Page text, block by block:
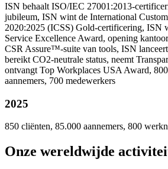
ISN behaalt ISO/IEC 27001:2013-
jubileum, ISN wint de International
2020:2025 (ICSS) Gold-certificering, ISN
Service Excellence Award, opening
CSR Assure™-suite van tools, ISN
bereikt CO2-neutrale status, neemt
ontvangt Top Workplaces USA Award,
aannemers, 700 medewerkers
2025
850 cliënten, 85.000 aannemers, 800
Onze wereldwijde